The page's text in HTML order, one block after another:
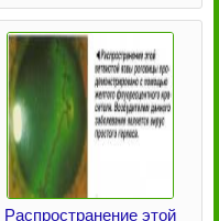
Распространение этой